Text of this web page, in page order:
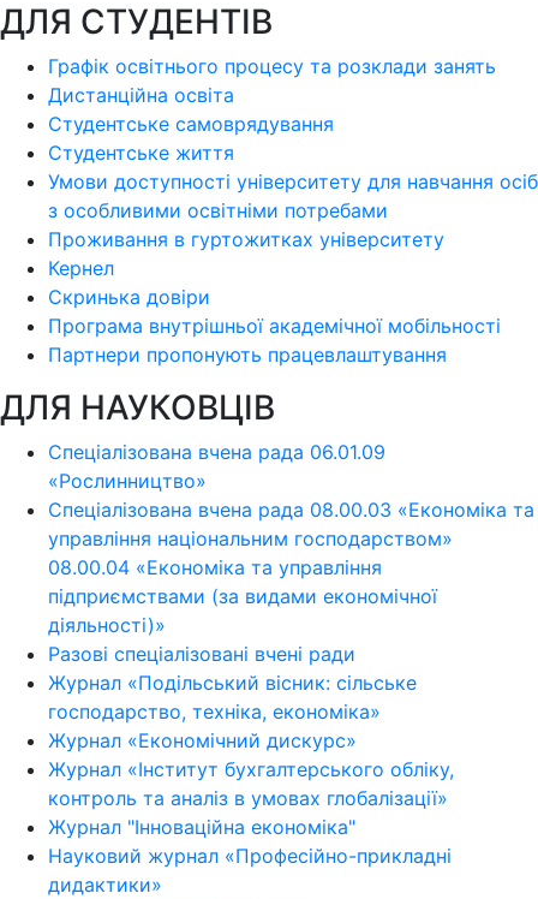
ДЛЯ СТУДЕНТІВ
Графік освітнього процесу та розклади занять
Дистанційна освіта
Студентське самоврядування
Студентське життя
Умови доступності університету для навчання осіб
з особливими освітніми потребами
Проживання в гуртожитках університету
Кернел
Скринька довіри
Програма внутрішньої академічної мобільності
Партнери пропонують працевлаштування
ДЛЯ НАУКОВЦІВ
Спеціалізована вчена рада 06.01.09
«Рослинництво»
Спеціалізована вчена рада 08.00.03 «Економіка та
управління національним господарством»
08.00.04 «Економіка та управління
підприємствами (за видами економічної
діяльності)»
Разові спеціалізовані вчені ради
Журнал «Подільський вісник: сільське
господарство, техніка, економіка»
Журнал «Економічний дискурс»
Журнал «Інститут бухгалтерського обліку,
контроль та аналіз в умовах глобалізації»
Журнал "Інноваційна економіка"
Науковий журнал «Професійно-прикладні
дидактики»